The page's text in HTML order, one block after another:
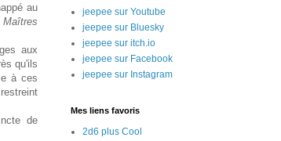
au
Maîtres
aux
qu'ils
à ces
de
jeepee sur Youtube
jeepee sur Bluesky
jeepee sur itch.io
jeepee sur Facebook
jeepee sur Instagram
Mes liens favoris
2d6 plus Cool